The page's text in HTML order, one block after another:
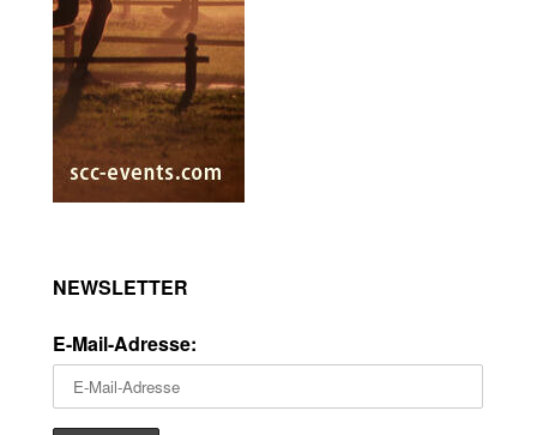
NEWSLETTER
E-Mail-Adresse: